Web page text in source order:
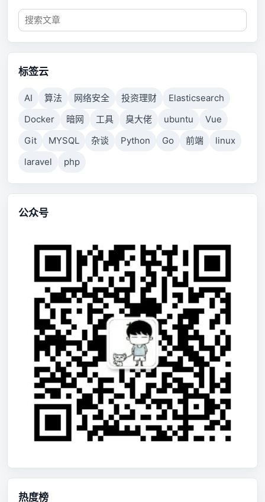
标签云
AI 算法 网络安全 投资理财
Elasticsearch
Docker
暗网 工具 臭大佬 ubuntu
Vue
Git
MYSQL 杂谈 Python Go 前端
linux
laravel
php
公众号
热度榜